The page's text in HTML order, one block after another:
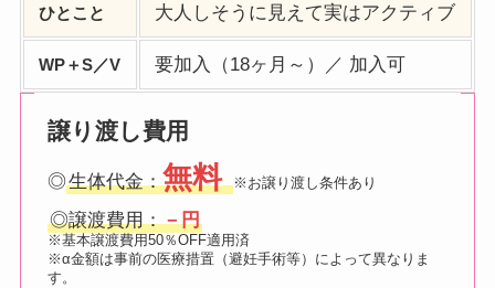
ひとこと 大人しそうに見えて実はアクティブ
WP＋S／V 要加入（18ヶ月～）／ 加入可
譲り渡し費用
◎生体代金：無料 ※お譲り渡し条件あり
◎譲渡費用：－円
※基本譲渡費用50％OFF適用済
※α金額は事前の医療措置（避妊手術等）によって異なりま
す。